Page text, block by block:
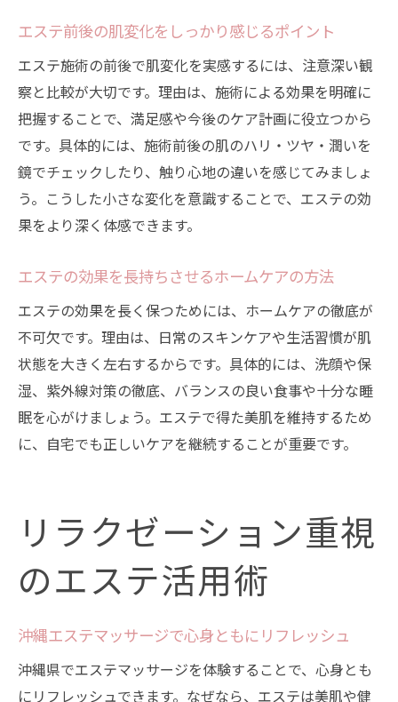
エステ前後の肌変化をしっかり感じるポイント
エステ施術の前後で肌変化を実感するには、注意深い観
察と比較が大切です。理由は、施術による効果を明確に
把握することで、満足感や今後のケア計画に役立つから
です。具体的には、施術前後の肌のハリ・ツヤ・潤いを
鏡でチェックしたり、触り心地の違いを感じてみましょ
う。こうした小さな変化を意識することで、エステの効
果をより深く体感できます。
エステの効果を長持ちさせるホームケアの方法
エステの効果を長く保つためには、ホームケアの徹底が
不可欠です。理由は、日常のスキンケアや生活習慣が肌
状態を大きく左右するからです。具体的には、洗顔や保
湿、紫外線対策の徹底、バランスの良い食事や十分な睡
眠を心がけましょう。エステで得た美肌を維持するため
に、自宅でも正しいケアを継続することが重要です。
リラクゼーション重視
のエステ活用術
沖縄エステマッサージで心身ともにリフレッシュ
沖縄県でエステマッサージを体験することで、心身とも
にリフレッシュできます。なぜなら、エステは美肌や健